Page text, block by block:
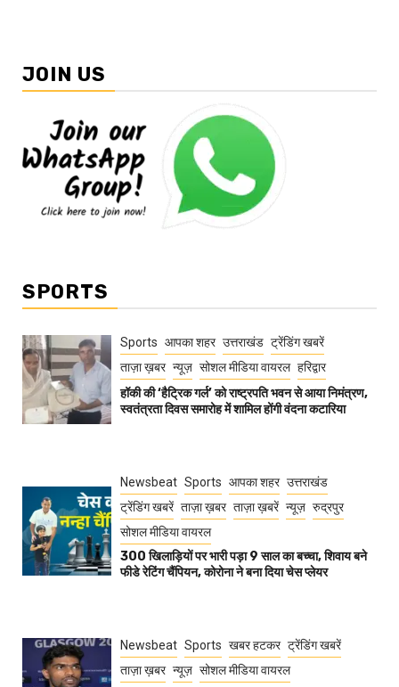
JOIN US
SPORTS
Sports आपका शहर उत्तराखंड ट्रेंडिंग खबरें
ताज़ा ख़बर न्यूज़ सोशल मीडिया वायरल हरिद्वार
हॉकी की ‘हैट्रिक गर्ल’ को राष्ट्रपति भवन से आया निमंत्रण,
स्वतंत्रता दिवस समारोह में शामिल होंगी वंदना कटारिया
Newsbeat Sports आपका शहर उत्तराखंड
ट्रेंडिंग खबरें ताज़ा ख़बर ताज़ा ख़बरें न्यूज़ रुद्रपुर
सोशल मीडिया वायरल
300 खिलाड़ियों पर भारी पड़ा 9 साल का बच्चा, शिवाय बने
फीडे रेटिंग चैंपियन, कोरोना ने बना दिया चेस प्लेयर
Newsbeat Sports खबर हटकर ट्रेंडिंग खबरें
ताज़ा ख़बर न्यूज़ सोशल मीडिया वायरल